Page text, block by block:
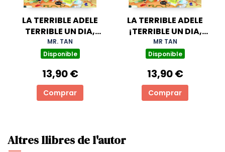
LA TERRIBLE ADELE
TERRIBLE UN DIA,
TERRIBLE PER
SEMPRE! NOVELA 1
MR. TAN
Disponible
13,90 €
Comprar
LA TERRIBLE ADELE
¡TERRIBLE UN DIA,
TERRIBLE PARA
SIEMPRE! NOVELA 1
MR TAN
Disponible
13,90 €
Comprar
Altres llibres de l'autor